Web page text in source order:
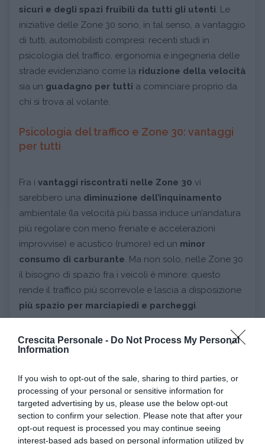
Crescita Personale - Do Not Process My Personal
Information
If you wish to opt-out of the sale, sharing to third parties, or
processing of your personal or sensitive information for
targeted advertising by us, please use the below opt-out
section to confirm your selection. Please note that after your
opt-out request is processed you may continue seeing
interest-based ads based on personal information utilized by
sicuri e degli spazi fruibili da tutti gli utenti. Le
iniziative delle Zone 30 sono, in tal senso, a vantaggio
di tutti, automobilisti compresi: recenti studi in
psicologia del traffico, ergonomia e ingegneria delle
strade evidenziano come la riduzione della velocità
sia un guadagno per tutti a cominciare proprio da
chi si trova al volante.
Psicologia del traffico e Zone 30: vantaggi
per tutti
Fra i vantaggi riscontrati nelle Zone 30 vi
sarebbero una diminuzione dell’inquinamento
ambientale (la velocità più bassa induce un’andatura
più regolare con meno frenate e accelerazioni
improvvise) e acustico (rumore) ed un minor
consumo di carburante. Ma non solo, nelle Zone 30
il bisogno di spazio fra i veicoli è minore: questo
rende il traffico più scorrevole e lascia a disposizione
più spazio per marciapiedi e parcheggi.
Psicologia del traffico e zone 30: pregiudizi
da sfatare
Pensate che con le Zone 30 si perda troppo tempo?
In realtà il ritardo è molto minore di quello che si
pensa : solo5 secondi in più per ogni 500 metri, il
resto è tutta salute!